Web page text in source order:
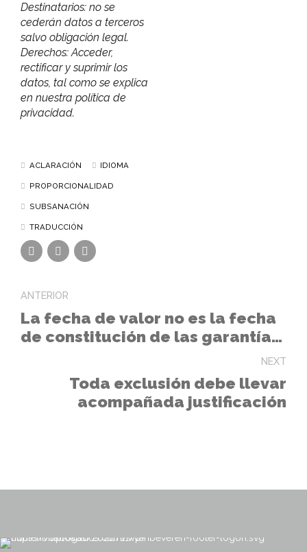
Destinatarios: no se
cederán datos a terceros
salvo obligación legal.
Derechos: Acceder,
rectificar y suprimir los
datos, tal como se explica
en nuestra política de
privacidad.
ACLARACIÓN IDIOMA
PROPORCIONALIDAD
SUBSANACIÓN
TRADUCCIÓN
ANTERIOR
La fecha de valor no es la fecha
de constitución de las garantías
NEXT
Toda exclusión debe llevar
acompañada justificación